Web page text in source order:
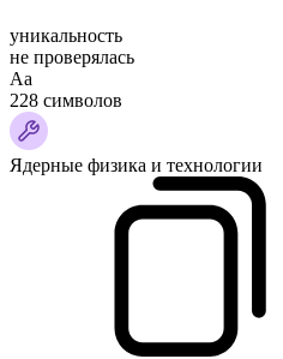
уникальность
не проверялась
Аа
228 символов
Ядерные физика и технологии